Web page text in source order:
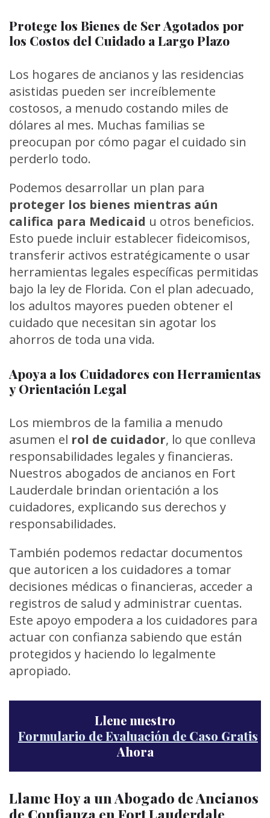
Protege los Bienes de Ser Agotados por
los Costos del Cuidado a Largo Plazo
Los hogares de ancianos y las residencias
asistidas pueden ser increíblemente
costosos, a menudo costando miles de
dólares al mes. Muchas familias se
preocupan por cómo pagar el cuidado sin
perderlo todo.
Podemos desarrollar un plan para
proteger los bienes mientras aún
califica para Medicaid u otros beneficios.
Esto puede incluir establecer fideicomisos,
transferir activos estratégicamente o usar
herramientas legales específicas permitidas
bajo la ley de Florida. Con el plan adecuado,
los adultos mayores pueden obtener el
cuidado que necesitan sin agotar los
ahorros de toda una vida.
Apoya a los Cuidadores con Herramientas
y Orientación Legal
Los miembros de la familia a menudo
asumen el rol de cuidador, lo que conlleva
responsabilidades legales y financieras.
Nuestros abogados de ancianos en Fort
Lauderdale brindan orientación a los
cuidadores, explicando sus derechos y
responsabilidades.
También podemos redactar documentos
que autoricen a los cuidadores a tomar
decisiones médicas o financieras, acceder a
registros de salud y administrar cuentas.
Este apoyo empodera a los cuidadores para
actuar con confianza sabiendo que están
protegidos y haciendo lo legalmente
apropiado.
Llene nuestro
Formulario de Evaluación de Caso Gratis
Ahora
Llame Hoy a un Abogado de Ancianos
de Confianza en Fort Lauderdale